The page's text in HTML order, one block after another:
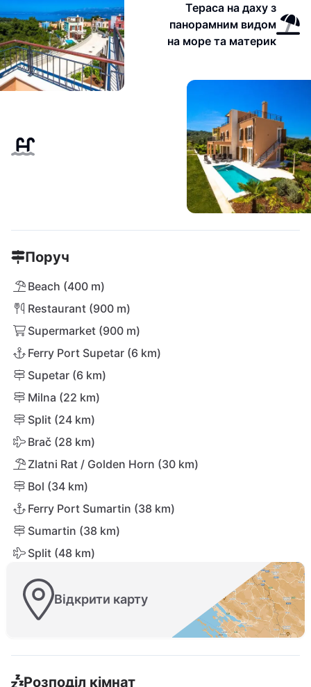
Тераса на даху з
панорамним видом
на море та материк
Поруч
Beach (400 m)
Restaurant (900 m)
Supermarket (900 m)
Ferry Port Supetar (6 km)
Supetar (6 km)
Milna (22 km)
Split (24 km)
Brač (28 km)
Zlatni Rat / Golden Horn (30 km)
Bol (34 km)
Ferry Port Sumartin (38 km)
Sumartin (38 km)
Split (48 km)
Відкрити карту
Розподіл кімнат